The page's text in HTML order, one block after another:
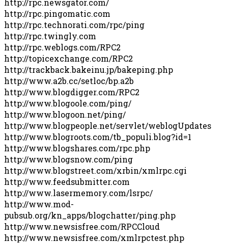
http://rpc.newsgator.com/
http://rpc.pingomatic.com
http://rpc.technorati.com/rpc/ping
http://rpc.twingly.com
http://rpc.weblogs.com/RPC2
http://topicexchange.com/RPC2
http://trackback.bakeinu.jp/bakeping.php
http://www.a2b.cc/setloc/bp.a2b
http://www.blogdigger.com/RPC2
http://www.blogoole.com/ping/
http://www.blogoon.net/ping/
http://www.blogpeople.net/servlet/weblogUpdates
http://www.blogroots.com/tb_populi.blog?id=1
http://www.blogshares.com/rpc.php
http://www.blogsnow.com/ping
http://www.blogstreet.com/xrbin/xmlrpc.cgi
http://www.feedsubmitter.com
http://www.lasermemory.com/lsrpc/
http://www.mod-
pubsub.org/kn_apps/blogchatter/ping.php
http://www.newsisfree.com/RPCCloud
http://www.newsisfree.com/xmlrpctest.php